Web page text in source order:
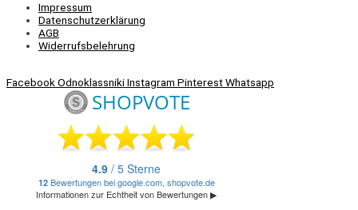
Impressum
Datenschutzerklärung
AGB
Widerrufsbelehrung
FacebookOdnoklassnikiInstagram PinterestWhatsapp